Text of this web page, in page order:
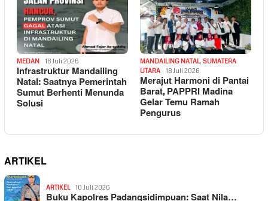
MEDAN 18 Juli 2026
Infrastruktur Mandailing
Natal: Saatnya Pemerintah
Sumut Berhenti Menunda
Solusi
MANDAILING NATAL, SUMATERA
UTARA
18 Juli 2026
Merajut Harmoni di Pantai
Barat, PAPPRI Madina
Gelar Temu Ramah
Pengurus
ARTIKEL
ARTIKEL 10 Juli 2026
Buku Kapolres Padangsidimpuan: Saat Nila…